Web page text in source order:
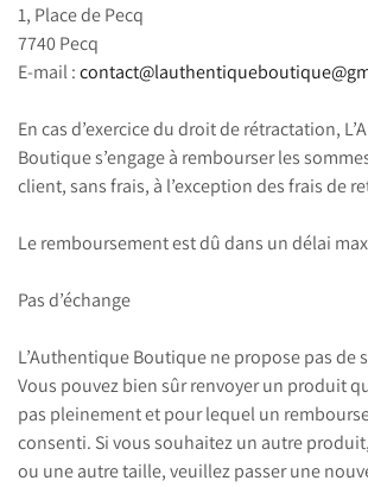
1, Place de Pecq
7740 Pecq
E-mail :
En cas d’exercice du droit de rétractation,
Boutique s’engage à rembourser les
client, sans frais, à l’exception des frais de
Le remboursement est dû dans un délai
Pas d’échange
L’Authentique Boutique ne propose pas de
Vous pouvez bien sûr renvoyer un produit
pas pleinement et pour lequel un
consenti. Si vous souhaitez un autre
ou une autre taille, veuillez passer une